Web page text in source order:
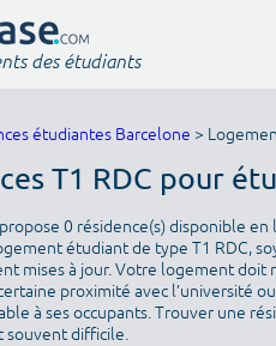
des étudiants
étudiantes Barcelone >
T1 RDC pour
0 résidence(s) disponible en
étudiant de type T1 RDC,
mises à jour. Votre logement doit
proximité avec l’université
à ses occupants. Trouver une
souvent difficile.